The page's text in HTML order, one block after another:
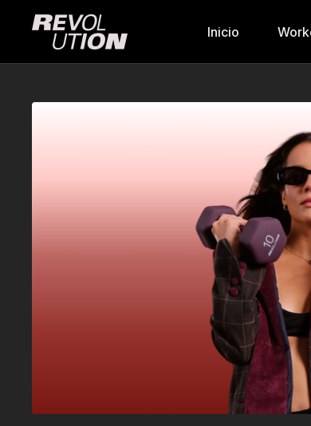
Inicio